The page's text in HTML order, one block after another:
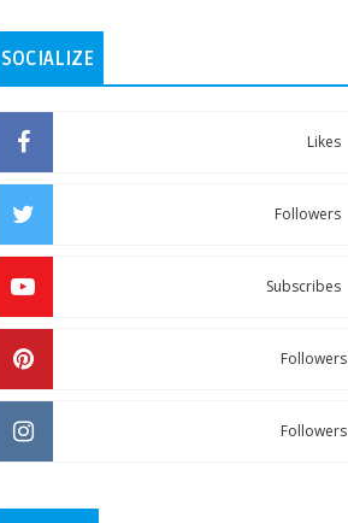
SOCIALIZE
Likes
Followers
Subscribes
Followers
Followers